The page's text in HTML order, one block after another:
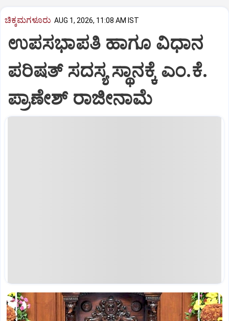
ಚಿಕ್ಕಮಗಳೂರು AUG 1, 2026, 11:08 AM IST
ಉಪಸಭಾಪತಿ ಹಾಗೂ ವಿಧಾನ
ಪರಿಷತ್ ಸದಸ್ಯ ಸ್ಥಾನಕ್ಕೆ ಎಂ.ಕೆ.
ಪ್ರಾಣೇಶ್ ರಾಜೀನಾಮೆ